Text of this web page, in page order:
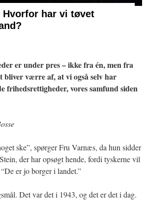
Hvorfor har vi tøvet
er under pres – ikke fra én, men fra
bliver værre af, at vi også selv har
frihedsrettigheder, vores samfund siden
ske”, spørger Fru Varnæs, da hun sidder
der har opsøgt hende, fordi tyskerne vil
er jo borger i landet.”
Det var det i 1943, og det er det i dag.